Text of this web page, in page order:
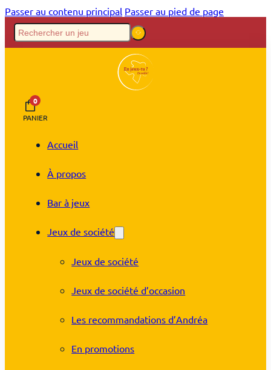
Passer au contenu principal Passer au pied de page
0
PANIER
Accueil
À propos
Bar à jeux
Jeux de société
Jeux de société
Jeux de société d’occasion
Les recommandations d’Andréa
En promotions